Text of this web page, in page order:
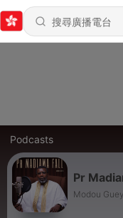
Podcasts
Pr
Modou